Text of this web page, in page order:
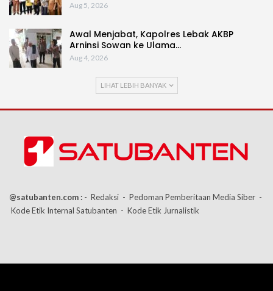
Aug 5, 2026
Awal Menjabat, Kapolres Lebak AKBP
Arninsi Sowan ke Ulama…
Aug 4, 2026
LIHAT LEBIH BANYAK
@satubanten.com : - Redaksi - Pedoman Pemberitaan Media Siber -
Kode Etik Internal Satubanten - Kode Etik Jurnalistik